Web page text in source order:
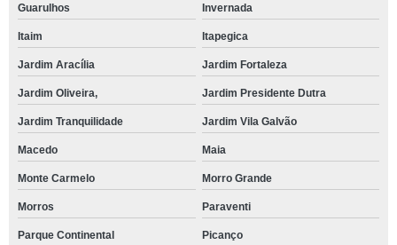
Guarulhos Invernada
Itaim Itapegica
Jardim Aracília Jardim Fortaleza
Jardim Oliveira, Jardim Presidente Dutra
Jardim Tranquilidade Jardim Vila Galvão
Macedo Maia
Monte Carmelo Morro Grande
Morros Paraventi
Parque Continental Picanço